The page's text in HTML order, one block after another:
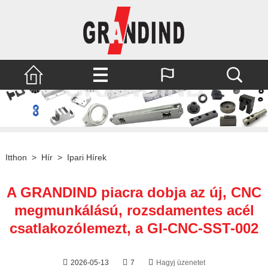
Itthon > Hír > Ipari Hírek
A GRANDIND piacra dobja az új, CNC
megmunkálású, rozsdamentes acél
csatlakozólemezt, a GI-CNC-SST-002
2026-05-13 7 Hagyj üzenetet